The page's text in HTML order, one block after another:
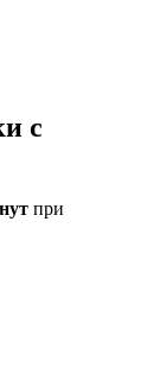
с
при